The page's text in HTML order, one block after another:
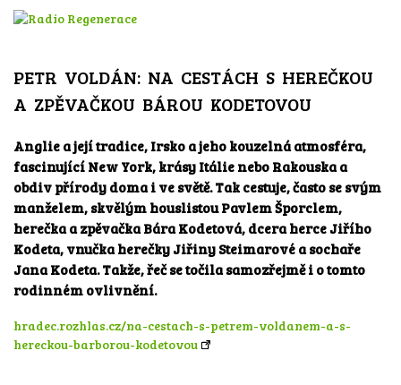
PETR VOLDÁN: NA CESTÁCH S HEREČKOU
A ZPĚVAČKOU BÁROU KODETOVOU
Anglie a její tradice, Irsko a jeho kouzelná atmosféra,
fascinující New York, krásy Itálie nebo Rakouska a
obdiv přírody doma i ve světě. Tak cestuje, často se svým
manželem, skvělým houslistou Pavlem Šporclem,
herečka a zpěvačka Bára Kodetová, dcera herce Jiřího
Kodeta, vnučka herečky Jiřiny Steimarové a sochaře
Jana Kodeta. Takže, řeč se točila samozřejmě i o tomto
rodinném ovlivnění.
hradec.rozhlas.cz/na-cestach-s-petrem-voldanem-a-s-
hereckou-barborou-kodetovou